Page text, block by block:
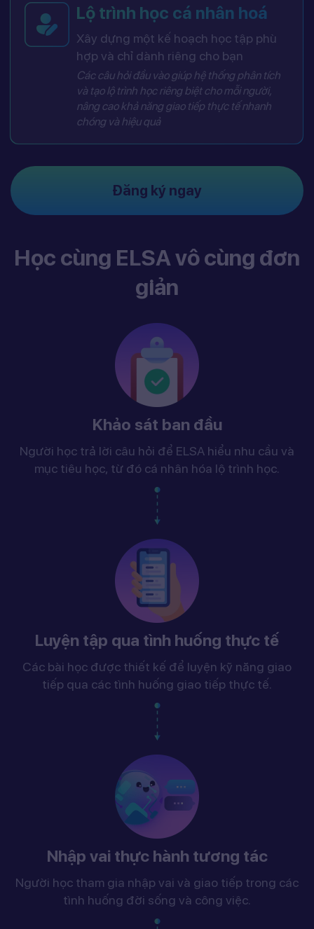
Lộ trình học cá nhân hoá
Xây dựng một kế hoạch học tập phù
hợp và chỉ dành riêng cho bạn
Các câu hỏi đầu vào giúp hệ thống phân tích
và tạo lộ trình học riêng biệt cho mỗi người,
nâng cao khả năng giao tiếp thực tế nhanh
chóng và hiệu quả
Đăng ký ngay
Học cùng ELSA vô cùng đơn
giản
Khảo sát ban đầu
Người học trả lời câu hỏi để ELSA hiểu nhu cầu và
mục tiêu học, từ đó cá nhân hóa lộ trình học.
Luyện tập qua tình huống thực tế
Các bài học được thiết kế để luyện kỹ năng giao
tiếp qua các tình huống giao tiếp thực tế.
Nhập vai thực hành tương tác
Người học tham gia nhập vai và giao tiếp trong các
tình huống đời sống và công việc.